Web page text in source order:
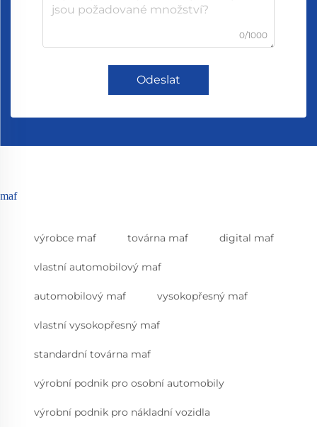
0/1000
Odeslat
maf
výrobce maf továrna maf digital maf
vlastní automobilový maf
automobilový maf vysokopřesný maf
vlastní vysokopřesný maf
standardní továrna maf
výrobní podnik pro osobní automobily
výrobní podnik pro nákladní vozidla